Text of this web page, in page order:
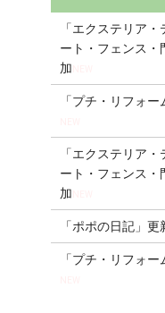
「エクステリア
ート・フェンス・
加
「プチ・リフォ
「エクステリア
ート・フェンス・
加
「ポポの日記」更
「プチ・リフォ